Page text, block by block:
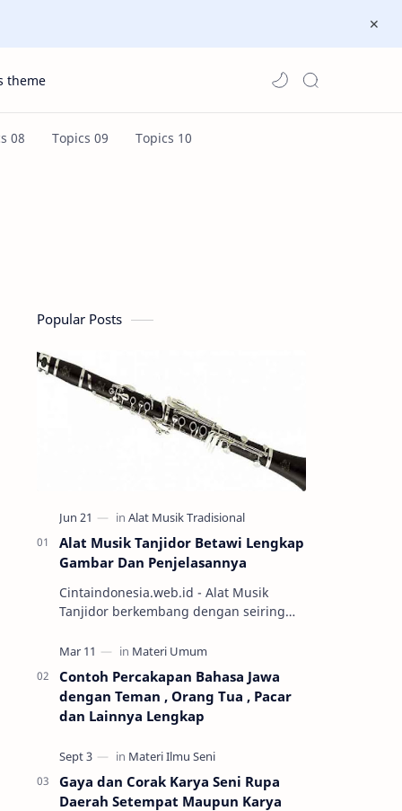
theme
Popular Posts
Alat Musik Tanjidor Betawi Lengkap
Gambar Dan Penjelasannya
Cintaindonesia.web.id - Alat Musik
Tanjidor berkembang dengan seiring
yang mulai marak diabad ke-19.
Keseni…
Contoh Percakapan Bahasa Jawa
dengan Teman , Orang Tua , Pacar
dan Lainnya Lengkap
Gaya dan Corak Karya Seni Rupa
Daerah Setempat Maupun Karya